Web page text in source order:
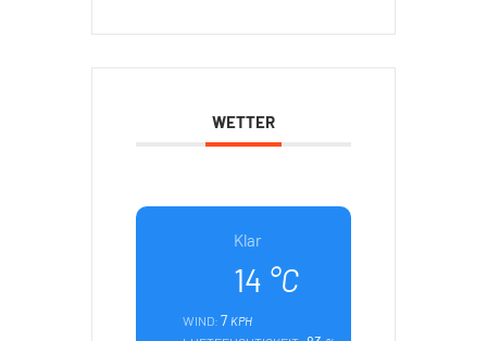
WETTER
Klar
14 °C
WIND:7 KPH